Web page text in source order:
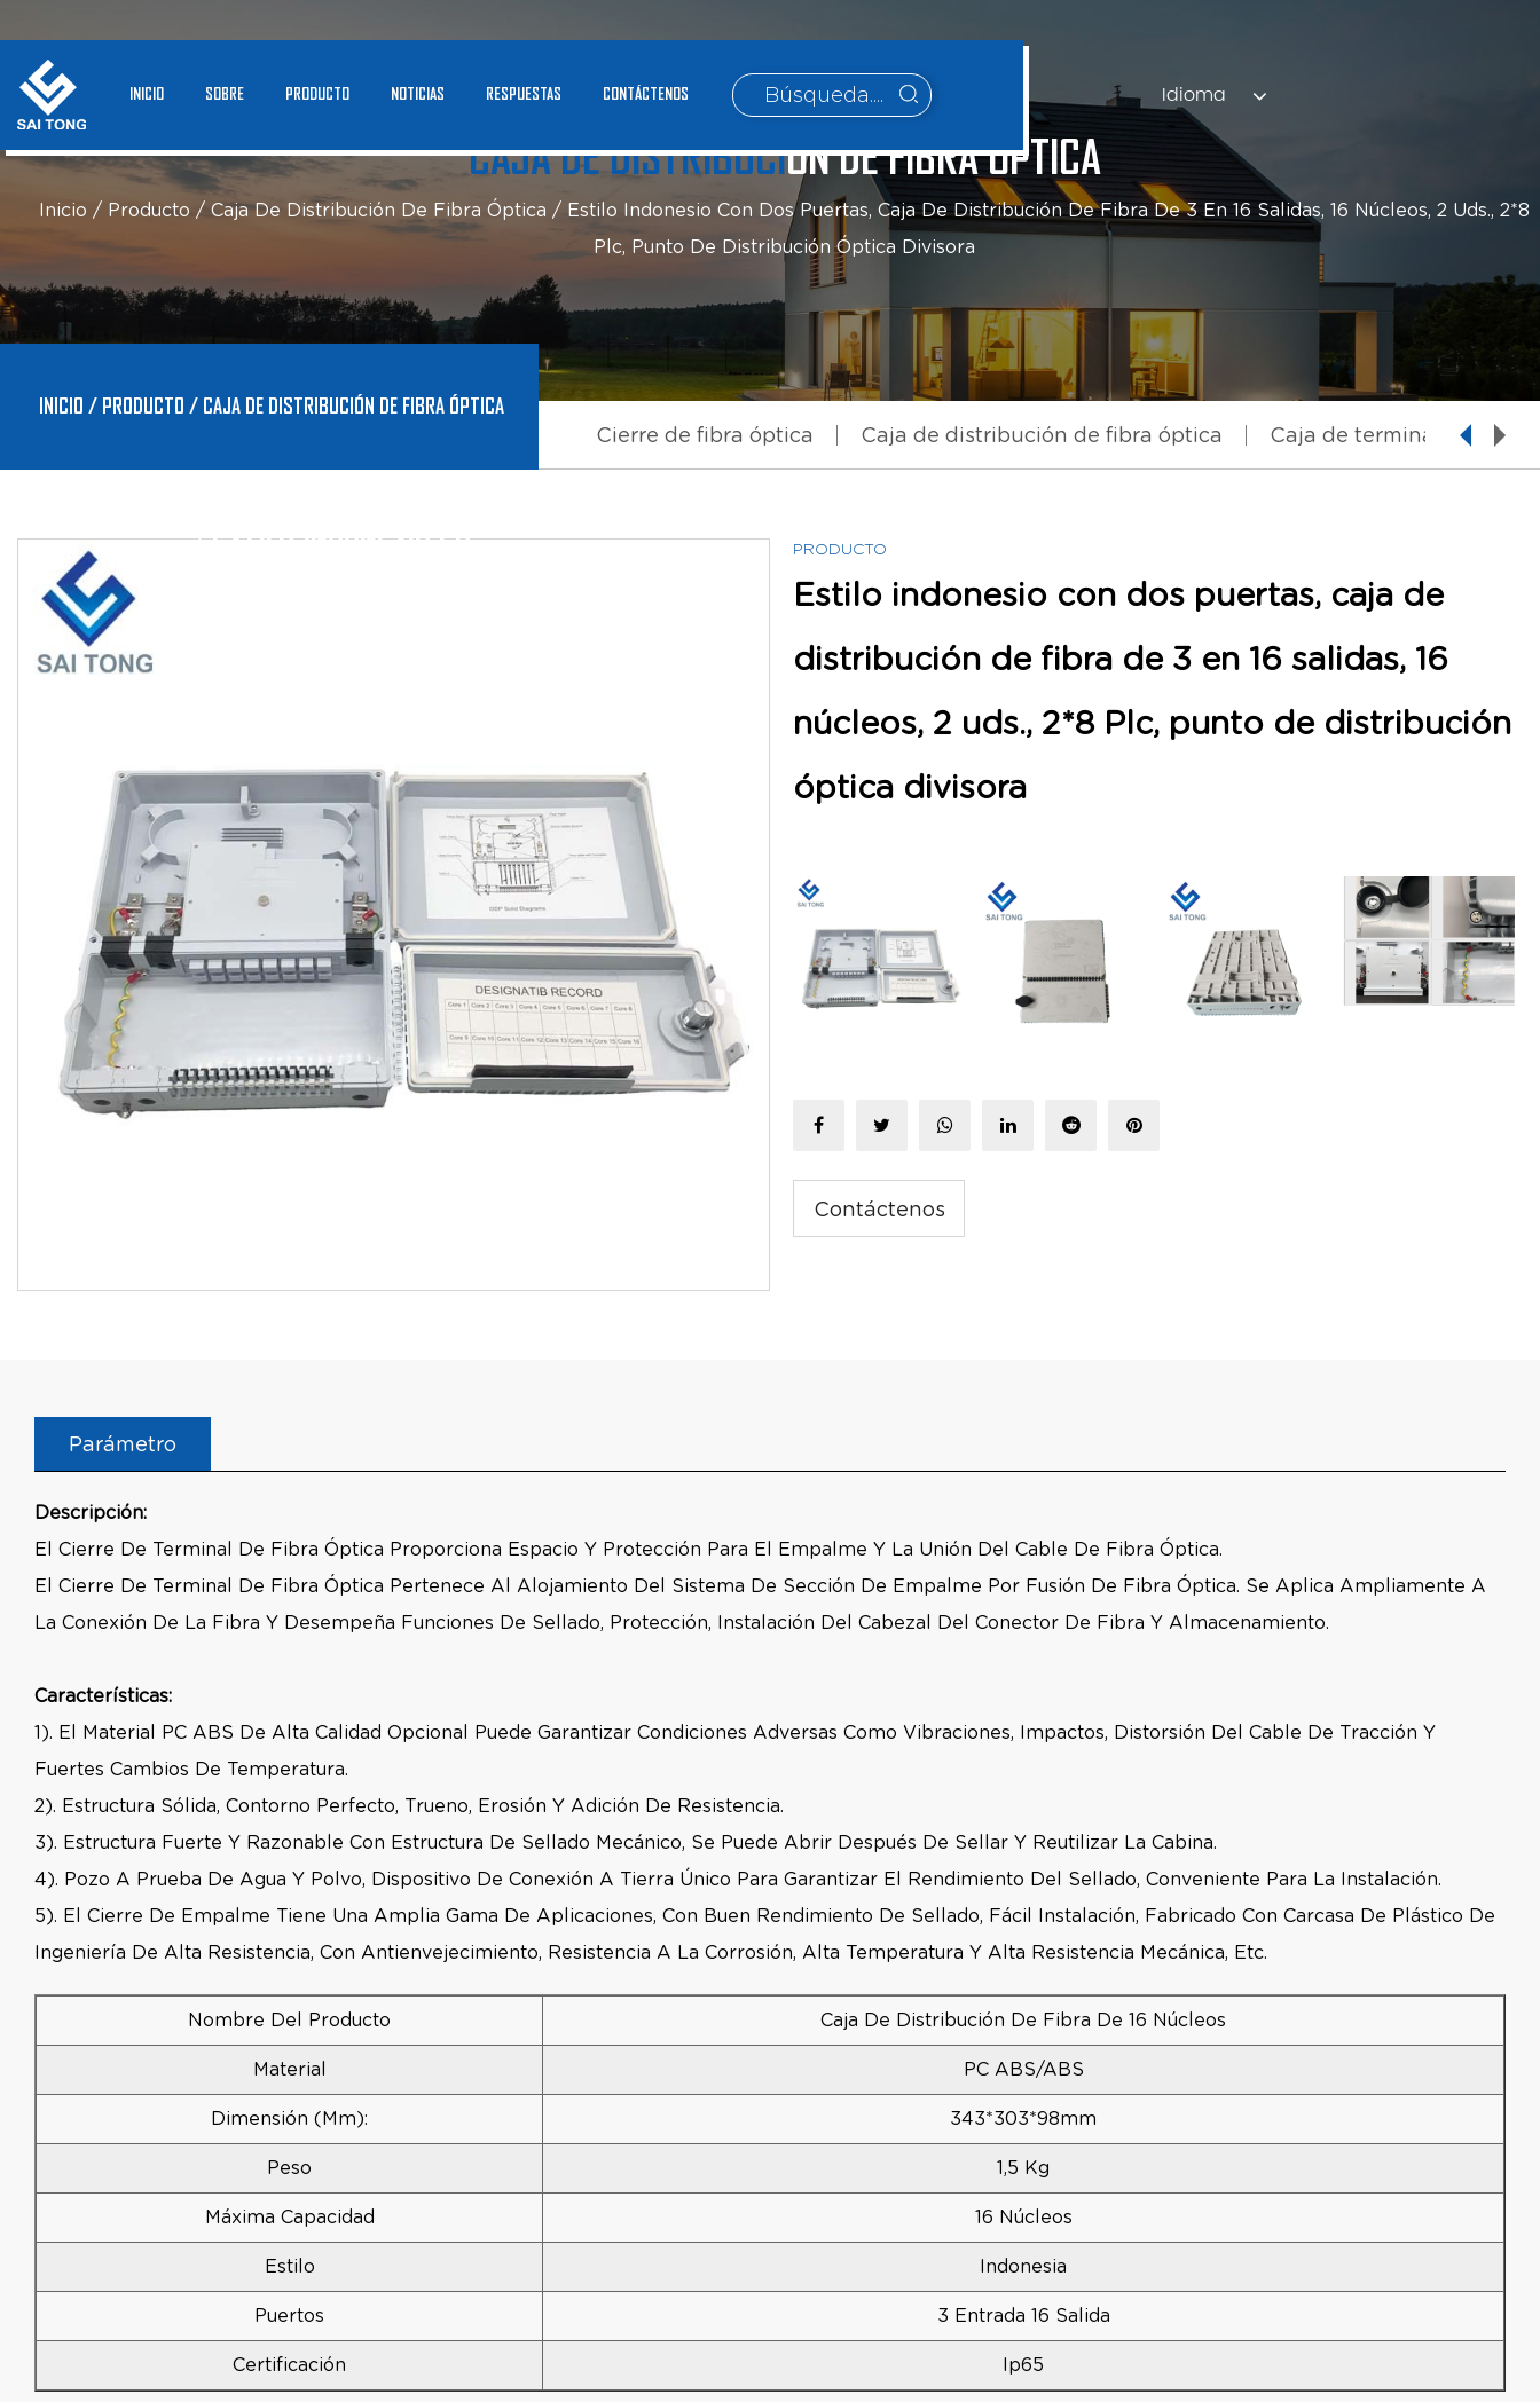
INICIO SOBRE PRODUCTO NOTICIAS RESPUESTAS CONTÁCTENOS Idioma
CAJA DE DISTRIBUCIÓN DE FIBRA ÓPTICA
Inicio / Producto / Caja De Distribución De Fibra Óptica / Estilo Indonesio Con Dos Puertas, Caja De Distribución De Fibra De 3 En 16 Salidas, 16 Núcleos, 2 Uds., 2*8
Plc, Punto De Distribución Óptica Divisora
INICIO / PRODUCTO / CAJA DE DISTRIBUCIÓN DE FIBRA ÓPTICA
ESTILO INDONESIO CON DOS PUERTAS, CAJA DE DISTRIBUCIÓN DE FIBRA DE 3 EN 16 SALIDAS, 16 NÚCLEOS, 2 UDS., 2*8 PLC, PUNTO DE DISTRIBUCIÓN ÓPTICA DIVISORA
Cierre de fibra óptica Caja de distribución de fibra óptica Caja de terminación de
PRODUCTO
Estilo indonesio con dos puertas, caja de
distribución de fibra de 3 en 16 salidas, 16
núcleos, 2 uds., 2*8 Plc, punto de distribución
óptica divisora
Contáctenos
Parámetro
Descripción:
El Cierre De Terminal De Fibra Óptica Proporciona Espacio Y Protección Para El Empalme Y La Unión Del Cable De Fibra Óptica.
El Cierre De Terminal De Fibra Óptica Pertenece Al Alojamiento Del Sistema De Sección De Empalme Por Fusión De Fibra Óptica. Se Aplica Ampliamente A
La Conexión De La Fibra Y Desempeña Funciones De Sellado, Protección, Instalación Del Cabezal Del Conector De Fibra Y Almacenamiento.
Características:
1). El Material PC ABS De Alta Calidad Opcional Puede Garantizar Condiciones Adversas Como Vibraciones, Impactos, Distorsión Del Cable De Tracción Y
Fuertes Cambios De Temperatura.
2). Estructura Sólida, Contorno Perfecto, Trueno, Erosión Y Adición De Resistencia.
3). Estructura Fuerte Y Razonable Con Estructura De Sellado Mecánico, Se Puede Abrir Después De Sellar Y Reutilizar La Cabina.
4). Pozo A Prueba De Agua Y Polvo, Dispositivo De Conexión A Tierra Único Para Garantizar El Rendimiento Del Sellado, Conveniente Para La Instalación.
5). El Cierre De Empalme Tiene Una Amplia Gama De Aplicaciones, Con Buen Rendimiento De Sellado, Fácil Instalación, Fabricado Con Carcasa De Plástico De
Ingeniería De Alta Resistencia, Con Antienvejecimiento, Resistencia A La Corrosión, Alta Temperatura Y Alta Resistencia Mecánica, Etc.
Nombre Del Producto Caja De Distribución De Fibra De 16 Núcleos
Material PC ABS/ABS
Dimensión (mm): 343*303*98mm
Peso 1,5 Kg
Máxima Capacidad 16 Núcleos
Estilo Indonesia
Puertos 3 Entrada 16 Salida
Certificación Ip65